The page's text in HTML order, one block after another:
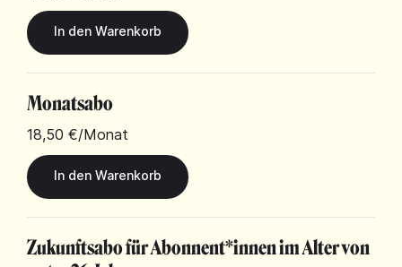
Monatsabo
18,50 €/Monat
Zukunftsabo für Abonnent*innen im Alter von